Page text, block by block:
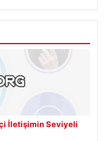
İletişimin Seviyeli